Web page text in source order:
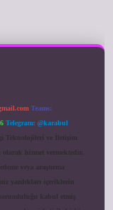
Teams:
Telegram: @karabul
Teknolojileri ve İletişim
olarak hizmet vermektedir.
veya araştırma
yazdıkları içeriklerin
kabul etmiş